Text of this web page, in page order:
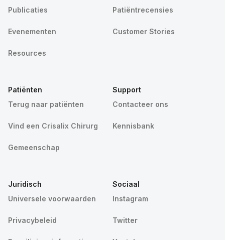
Publicaties
Evenementen
Resources
Patiëntrecensies
Customer Stories
Patiënten
Terug naar patiënten
Vind een Crisalix Chirurg
Gemeenschap
Support
Contacteer ons
Kennisbank
Juridisch
Universele voorwaarden
Privacybeleid
Sociaal
Instagram
Twitter